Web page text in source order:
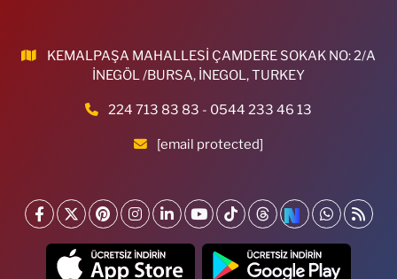
KEMALPAŞA MAHALLESİ ÇAMDERE SOKAK NO: 2/A
İNEGÖL /BURSA, İNEGOL, TURKEY
224 713 83 83 - 0544 233 46 13
[email protected]